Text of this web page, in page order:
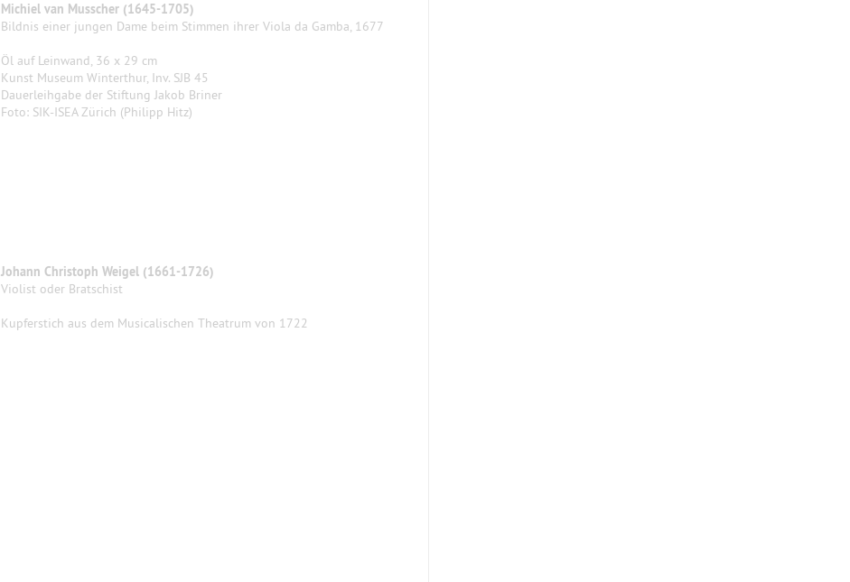
Michiel van Musscher (1645-1705)
Bildnis einer jungen Dame beim Stimmen ihrer Viola da Gamba, 1677
Öl auf Leinwand, 36 x 29 cm
Kunst Museum Winterthur, Inv. SJB 45
Dauerleihgabe der Stiftung Jakob Briner
Foto: SIK-ISEA Zürich (Philipp Hitz)
Johann Christoph Weigel (1661-1726)
Violist oder Bratschist
Kupferstich aus dem Musicalischen Theatrum von 1722